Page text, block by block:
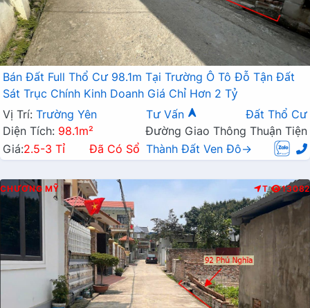
Bán Đất Full Thổ Cư 98.1m Tại Trường Ô Tô Đỗ Tận Đất
Sát Trục Chính Kinh Doanh Giá Chỉ Hơn 2 Tỷ
Vị Trí: Trường Yên Tư Vấn
Đất Thổ Cư
Diện Tích: 98.1m²
Đường Giao Thông Thuận Tiện
Giá:2.5-3 Tỉ Đã Có Sổ Thành Đất Ven Đô→
CHƯƠNG MỸ T 13082